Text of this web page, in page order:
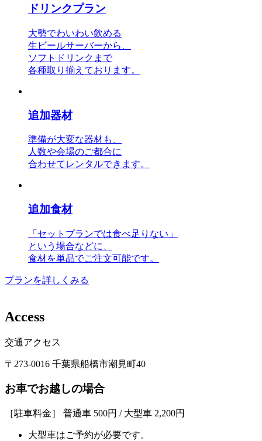
ドリンクプラン
大勢でわいわい飲める
生ビールサーバーから、
ソフトドリンクまで
各種取り揃えております。
追加器材
準備が大変な器材も、
人数や会場のご都合に
合わせてレンタルできます。
追加食材
「セットプランでは食べ足りない」
という場合などに、
食材を単品でご注文可能です。
プランを詳しくみる
Access
交通アクセス
〒273-0016 千葉県船橋市潮見町40
お車でお越しの場合
［駐車料金］ 普通車 500円 / 大型車 2,200円
大型車はご予約が必要です。